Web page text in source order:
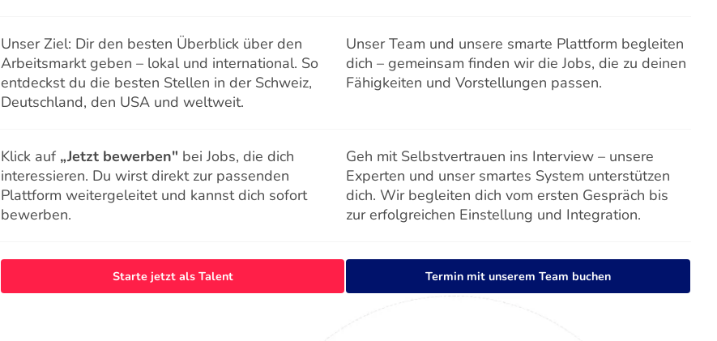
Unser Ziel: Dir den besten Überblick über den
Arbeitsmarkt geben – lokal und international. So
entdeckst du die besten Stellen in der Schweiz,
Deutschland, den USA und weltweit.
Unser Team und unsere smarte Plattform begleiten
dich – gemeinsam finden wir die Jobs, die zu deinen
Fähigkeiten und Vorstellungen passen.
Klick auf „Jetzt bewerben" bei Jobs, die dich
interessieren. Du wirst direkt zur passenden
Plattform weitergeleitet und kannst dich sofort
bewerben.
Geh mit Selbstvertrauen ins Interview – unsere
Experten und unser smartes System unterstützen
dich. Wir begleiten dich vom ersten Gespräch bis
zur erfolgreichen Einstellung und Integration.
Starte jetzt als Talent Termin mit unserem Team buchen